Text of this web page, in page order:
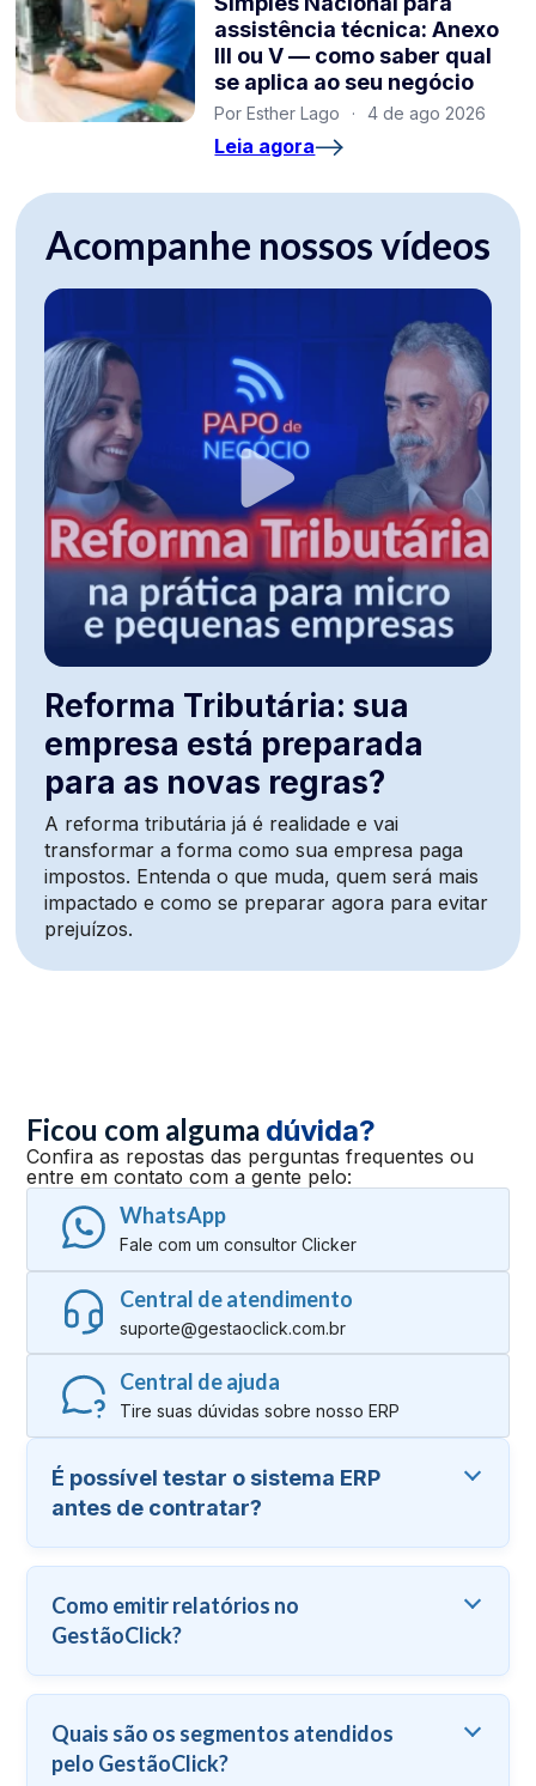
assistência técnica: Anexo
III ou V — como saber qual
se aplica ao seu negócio
Por Esther Lago · 4 de ago 2026
Leia agora
Acompanhe nossos vídeos
Reforma Tributária: sua
empresa está preparada
para as novas regras?
A reforma tributária já é realidade e vai
transformar a forma como sua empresa paga
impostos. Entenda o que muda, quem será mais
impactado e como se preparar agora para evitar
prejuízos.
Ficou com alguma dúvida?
Confira as repostas das perguntas frequentes ou
entre em contato com a gente pelo:
WhatsApp
Fale com um consultor Clicker
Central de atendimento
suporte@gestaoclick.com.br
Central de ajuda
Tire suas dúvidas sobre nosso ERP
É possível testar o sistema ERP
antes de contratar?
Como emitir relatórios no
GestãoClick?
Quais são os segmentos atendidos
pelo GestãoClick?